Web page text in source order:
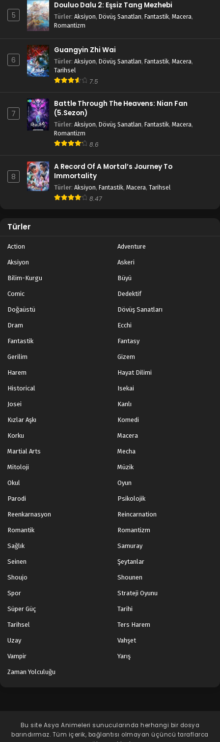
5
Douluo Dalu 2: Eşsiz Tang Mezhebi
Türler: Aksiyon, Dövüş Sanatları, Fantastik, Macera,
Romantizm
6
Guangyin Zhi Wai
Türler: Aksiyon, Dövüş Sanatları, Fantastik, Macera,
Tarihsel
7.5
7
Battle Through The Heavens: Nian Fan
(5.Sezon)
Türler: Aksiyon, Dövüş Sanatları, Fantastik, Macera,
Romantizm
8.6
8
A Record Of A Mortal’s Journey To
Immortality
Türler: Aksiyon, Fantastik, Macera, Tarihsel
8.47
Türler
Action Adventure
Aksiyon Askeri
Bilim-Kurgu Büyü
Comic Dedektif
Doğaüstü Dövüş Sanatları
Dram Ecchi
Fantastik Fantasy
Gerilim Gizem
Harem Hayat Dilimi
Historical Isekai
Josei Kanlı
Kızlar Aşkı Komedi
Korku Macera
Martial Arts Mecha
Mitoloji Müzik
Okul Oyun
Parodi Psikolojik
Reenkarnasyon Reincarnation
Romantik Romantizm
Sağlık Samuray
Seinen Şeytanlar
Shoujo Shounen
Spor Strateji Oyunu
Süper Güç Tarihi
Tarihsel Ters Harem
Uzay Vahşet
Vampir Yarış
Zaman Yolculuğu
Bu site Asya Animeleri sunucularında herhangi bir dosya
barındırmaz. Tüm içerik, bağlantısı olmayan üçüncü taraflarca